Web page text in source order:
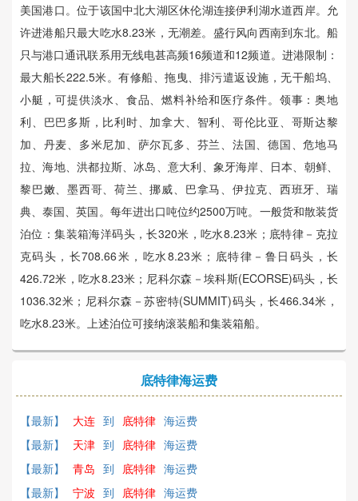
美国港口。位于该国中北大湖区休伦湖连接伊利湖水道西岸。允
许进港船只最大吃水8.23米，无潮差。盛行风向西南到东北。船
只与港口通讯联系用无线电甚高频16频道和12频道。进港限制：
最大船长222.5米。有修船、拖曳、排污遣返设施，无干船坞、
小艇，可提供淡水、食品、燃料补给和医疗条件。领事：奥地
利、巴巴多斯，比利时、加拿大、智利、哥伦比亚、哥斯达黎
加、丹麦、多米尼加、萨尔瓦多、芬兰、法国、德国、危地马
拉、海地、洪都拉斯、冰岛、意大利、象牙海岸、日本、朝鲜、
黎巴嫩、墨西哥、荷兰、挪威、巴拿马、伊拉克、西班牙、瑞
典、泰国、英国。每年进出口吨位约2500万吨。一般货和散装货
泊位：集装箱海洋码头，长320米，吃水8.23米；底特律－克拉
克码头，长708.66米，吃水8.23米；底特律－鲁日码头，长
426.72米，吃水8.23米；尼科尔森－埃科斯(ECORSE)码头，长
1036.32米；尼科尔森－苏密特(SUMMIT)码头，长466.34米，
吃水8.23米。上述泊位可接纳滚装船和集装箱船。
底特律海运费
【最新】 大连 到 底特律 海运费
【最新】
天津 到 底特律 海运费
【最新】
青岛 到 底特律 海运费
【最新】
宁波 到 底特律 海运费